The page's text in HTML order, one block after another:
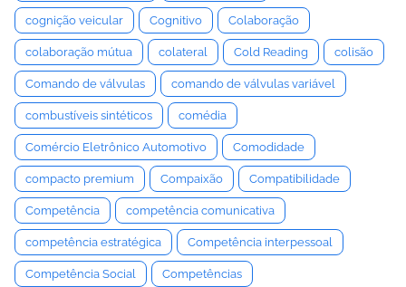
cognição veicular Cognitivo Colaboração
colaboração mútua colateral Cold Reading colisão
Comando de válvulas comando de válvulas variável
combustíveis sintéticos comédia
Comércio Eletrônico Automotivo Comodidade
compacto premium Compaixão Compatibilidade
Competência competência comunicativa
competência estratégica Competência interpessoal
Competência Social Competências